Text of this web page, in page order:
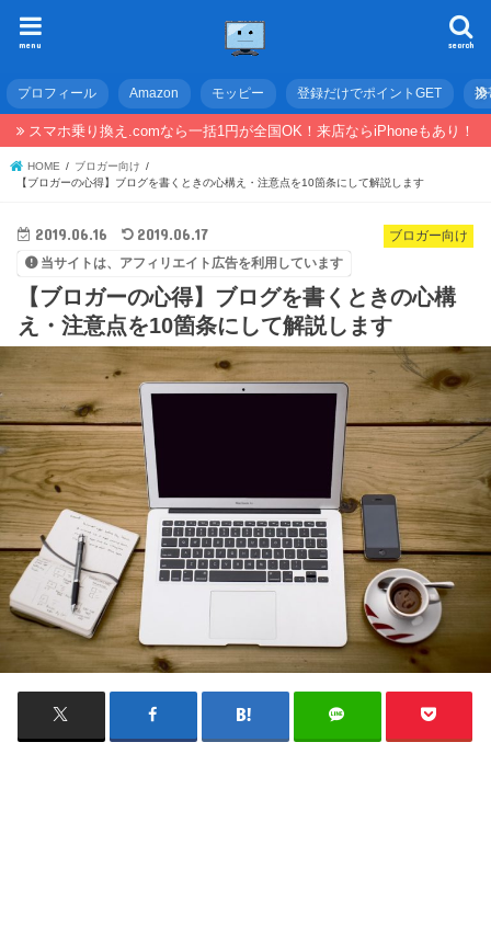
search
menu
プロフィール Amazon モッピー 登録だけでポイントGET 携
スマホ乗り換え.comなら一括1円が全国OK！来店ならiPhoneもあり！
HOME
ブロガー向け
【ブロガーの心得】ブログを書くときの心構え・注意点を10箇条にして解説します
ブロガー向け
2019.06.16 2019.06.17
当サイトは、アフィリエイト広告を利用しています
【ブロガーの心得】ブログを書くときの心構
え・注意点を10箇条にして解説します